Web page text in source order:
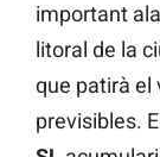
important
litoral de la
que patirà el
previsibles.